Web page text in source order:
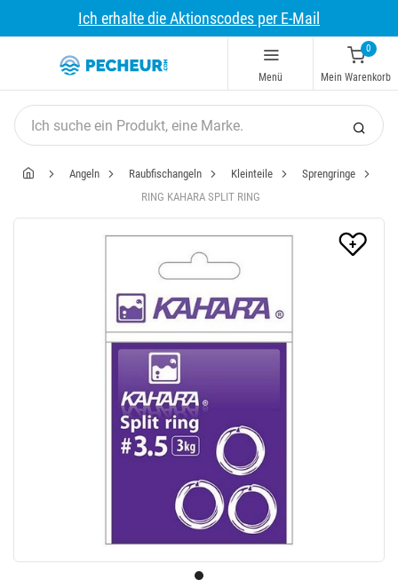
Ich erhalte die Aktionscodes per E-Mail
Menü
0
Mein Warenkorb
Angeln Raubfischangeln Kleinteile
Sprengringe
RING KAHARA SPLIT RING